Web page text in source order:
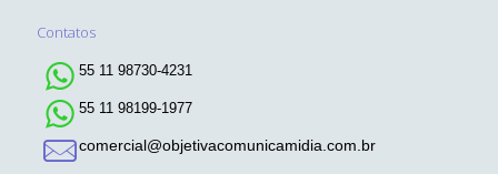
Contatos
55 11 98730-4231
55 11 98199-1977
comercial@objetivacomunicamidia.com.br